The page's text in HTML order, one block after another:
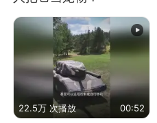
22.5万 次播放 00:52